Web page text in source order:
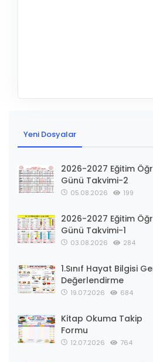
Yeni Dosyalar
2026-2027 Eğitim
Günü Takvimi-2
05.08.2026 199
2026-2027 Eğitim
Günü Takvimi-1
03.08.2026 284
1.Sınıf Hayat Bilgisi
Değerlendirme
19.07.2026 684
Kitap Okuma Takip
Formu
12.07.2026 764